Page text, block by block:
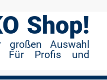
Shop!
großen Auswahl
Für Profis und